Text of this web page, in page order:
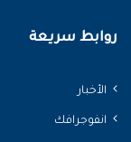
روابط سريعة
الأخبار
انفوجرافك